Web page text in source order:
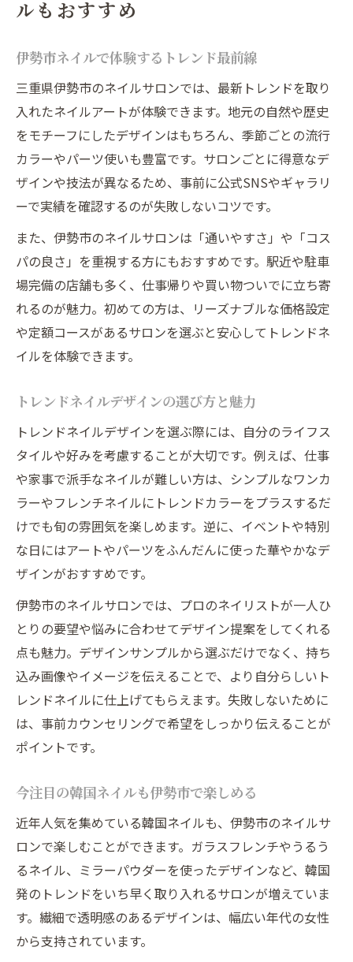
ルもおすすめ
伊勢市ネイルで体験するトレンド最前線
三重県伊勢市のネイルサロンでは、最新トレンドを取り
入れたネイルアートが体験できます。地元の自然や歴史
をモチーフにしたデザインはもちろん、季節ごとの流行
カラーやパーツ使いも豊富です。サロンごとに得意なデ
ザインや技法が異なるため、事前に公式SNSやギャラリ
ーで実績を確認するのが失敗しないコツです。
また、伊勢市のネイルサロンは「通いやすさ」や「コス
パの良さ」を重視する方にもおすすめです。駅近や駐車
場完備の店舗も多く、仕事帰りや買い物ついでに立ち寄
れるのが魅力。初めての方は、リーズナブルな価格設定
や定額コースがあるサロンを選ぶと安心してトレンドネ
イルを体験できます。
トレンドネイルデザインの選び方と魅力
トレンドネイルデザインを選ぶ際には、自分のライフス
タイルや好みを考慮することが大切です。例えば、仕事
や家事で派手なネイルが難しい方は、シンプルなワンカ
ラーやフレンチネイルにトレンドカラーをプラスするだ
けでも旬の雰囲気を楽しめます。逆に、イベントや特別
な日にはアートやパーツをふんだんに使った華やかなデ
ザインがおすすめです。
伊勢市のネイルサロンでは、プロのネイリストが一人ひ
とりの要望や悩みに合わせてデザイン提案をしてくれる
点も魅力。デザインサンプルから選ぶだけでなく、持ち
込み画像やイメージを伝えることで、より自分らしいト
レンドネイルに仕上げてもらえます。失敗しないために
は、事前カウンセリングで希望をしっかり伝えることが
ポイントです。
今注目の韓国ネイルも伊勢市で楽しめる
近年人気を集めている韓国ネイルも、伊勢市のネイルサ
ロンで楽しむことができます。ガラスフレンチやうるう
るネイル、ミラーパウダーを使ったデザインなど、韓国
発のトレンドをいち早く取り入れるサロンが増えていま
す。繊細で透明感のあるデザインは、幅広い年代の女性
から支持されています。